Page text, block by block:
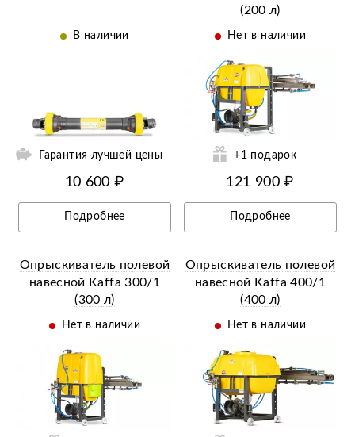
В наличии
Гарантия лучшей цены
10 600 ₽
Подробнее
(200 л)
Нет в наличии
+1 подарок
121 900 ₽
Подробнее
Опрыскиватель полевой
навесной Kaffa 300/1
(300 л)
Нет в наличии
Опрыскиватель полевой
навесной Kaffa 400/1
(400 л)
Нет в наличии
Ещё 12 фотографий